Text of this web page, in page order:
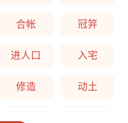
合帐 冠笄
进人口 入宅
修造 动土